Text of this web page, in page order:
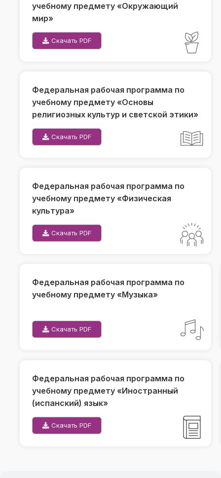
учебному предмету «Окружающий
мир»
Скачать PDF
Федеральная рабочая программа по
учебному предмету «Основы
религиозных культур и светской этики»
Скачать PDF
Федеральная рабочая программа по
учебному предмету «Физическая
культура»
Скачать PDF
Федеральная рабочая программа по
учебному предмету «Музыка»
Скачать PDF
Федеральная рабочая программа по
учебному предмету «Иностранный
(испанский) язык»
Скачать PDF